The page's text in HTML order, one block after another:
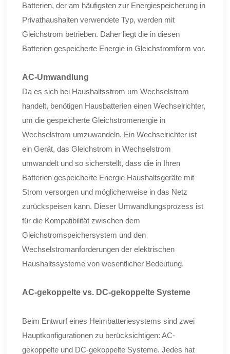
Batterien, der am häufigsten zur Energiespeicherung in
Privathaushalten verwendete Typ, werden mit
Gleichstrom betrieben. Daher liegt die in diesen
Batterien gespeicherte Energie in Gleichstromform vor.
AC-Umwandlung
Da es sich bei Haushaltsstrom um Wechselstrom
handelt, benötigen Hausbatterien einen Wechselrichter,
um die gespeicherte Gleichstromenergie in
Wechselstrom umzuwandeln. Ein Wechselrichter ist
ein Gerät, das Gleichstrom in Wechselstrom
umwandelt und so sicherstellt, dass die in Ihren
Batterien gespeicherte Energie Haushaltsgeräte mit
Strom versorgen und möglicherweise in das Netz
zurückspeisen kann. Dieser Umwandlungsprozess ist
für die Kompatibilität zwischen dem
Gleichstromspeichersystem und den
Wechselstromanforderungen der elektrischen
Haushaltssysteme von wesentlicher Bedeutung.
AC-gekoppelte vs. DC-gekoppelte Systeme
Beim Entwurf eines Heimbatteriesystems sind zwei
Hauptkonfigurationen zu berücksichtigen: AC-
gekoppelte und DC-gekoppelte Systeme. Jedes hat